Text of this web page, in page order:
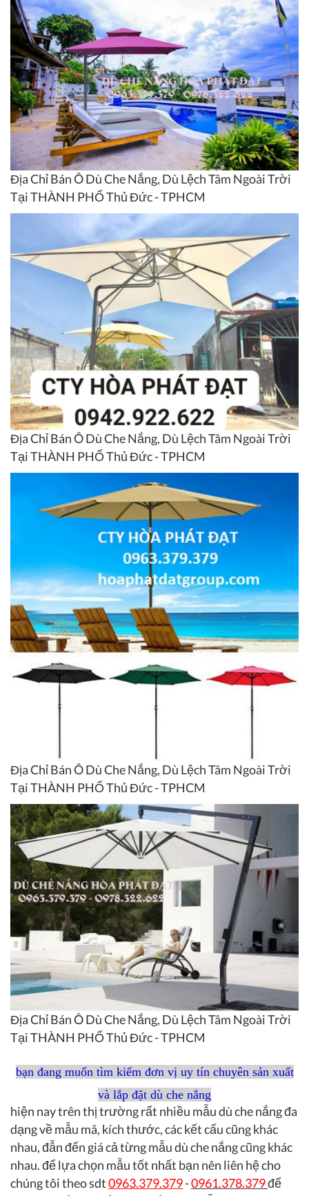
Địa Chỉ Bán Ô Dù Che Nắng, Dù Lệch Tâm Ngoài Trời
Tại THÀNH PHỐ Thủ Đức - TPHCM
Địa Chỉ Bán Ô Dù Che Nắng, Dù Lệch Tâm Ngoài Trời
Tại THÀNH PHỐ Thủ Đức - TPHCM
Địa Chỉ Bán Ô Dù Che Nắng, Dù Lệch Tâm Ngoài Trời
Tại THÀNH PHỐ Thủ Đức - TPHCM
Địa Chỉ Bán Ô Dù Che Nắng, Dù Lệch Tâm Ngoài Trời
Tại THÀNH PHỐ Thủ Đức - TPHCM
bạn đang muốn tìm kiếm đơn vị uy tín chuyên sản xuất
và lắp đặt dù che nắng
hiện nay trên thị trường rất nhiều mẫu dù che nắng đa
dạng về mẫu mã, kích thước, các kết cấu cũng khác
nhau, đẫn đến giá cả từng mẫu dù che nắng cũng khác
nhau. để lựa chọn mẫu tốt nhất bạn nên liên hệ cho
chúng tôi theo sdt0963.379.379-0961.378.379để